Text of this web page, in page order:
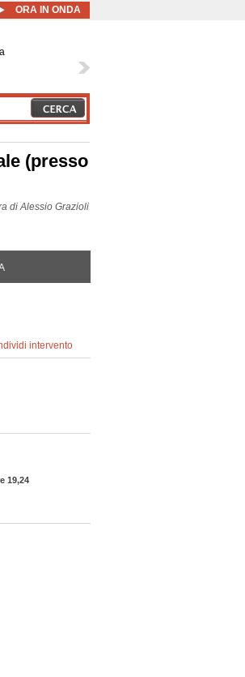
ORA IN ONDA
(presso
diAlessio Grazioli
intervento
19,24